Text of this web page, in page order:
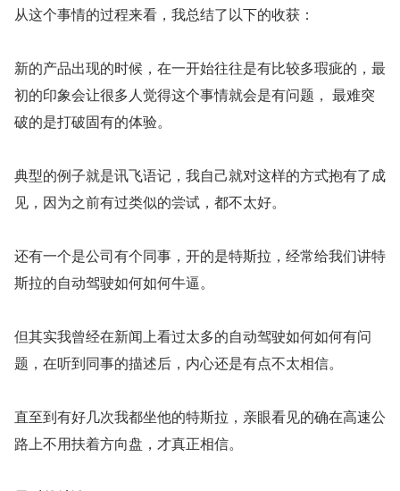
从这个事情的过程来看，我总结了以下的收获：
新的产品出现的时候，在一开始往往是有比较多瑕疵的，最
初的印象会让很多人觉得这个事情就会是有问题， 最难突
破的是打破固有的体验。
典型的例子就是讯飞语记，我自己就对这样的方式抱有了成
见，因为之前有过类似的尝试，都不太好。
还有一个是公司有个同事，开的是特斯拉，经常给我们讲特
斯拉的自动驾驶如何如何牛逼。
但其实我曾经在新闻上看过太多的自动驾驶如何如何有问
题，在听到同事的描述后，内心还是有点不太相信。
直至到有好几次我都坐他的特斯拉，亲眼看见的确在高速公
路上不用扶着方向盘，才真正相信。